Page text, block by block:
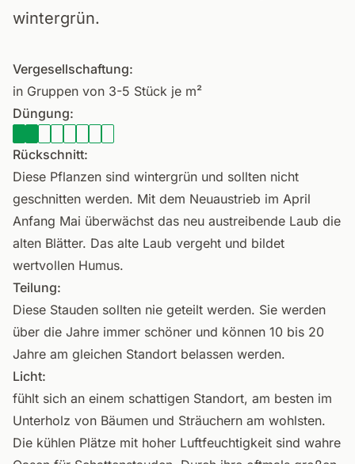
wintergrün.
Vergesellschaftung:
in Gruppen von 3-5 Stück je m²
Düngung:
Rückschnitt:
Diese Pflanzen sind wintergrün und sollten nicht
geschnitten werden. Mit dem Neuaustrieb im April
Anfang Mai überwächst das neu austreibende Laub die
alten Blätter. Das alte Laub vergeht und bildet
wertvollen Humus.
Teilung:
Diese Stauden sollten nie geteilt werden. Sie werden
über die Jahre immer schöner und können 10 bis 20
Jahre am gleichen Standort belassen werden.
Licht:
fühlt sich an einem schattigen Standort, am besten im
Unterholz von Bäumen und Sträuchern am wohlsten.
Die kühlen Plätze mit hoher Luftfeuchtigkeit sind wahre